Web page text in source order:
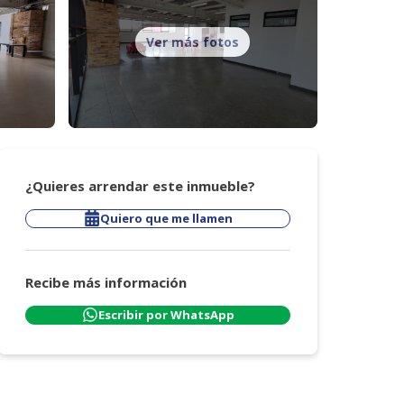
Ver más fotos
¿Quieres arrendar este inmueble?
Quiero que me llamen
Recibe más información
Escribir por WhatsApp